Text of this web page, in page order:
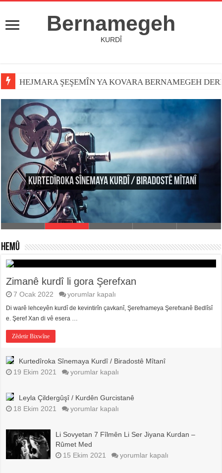
Bernamegeh
KURDÎ
HEJMARA ŞEŞEMÎN YA KOVARA BERNAMEGEH
Kurtedîroka Sînemaya Kurdî / Biradostê Mîtanî
HEMÛ
Zimanê kurdî li gora Şerefxan
7 Ocak 2022
Zimanê
li
gora
yorumlar kapalı
Di warê lehceyên kurdî de kevintirîn çavkanî, Şerefnameya Şerefxanê Bedlîsî
e. Şeref Xan di vê esera …
Zêdetir Bixwîne
Kurtedîroka Sînemaya Kurdî / Biradostê Mîtanî
19 Ekim 2021
Kurtedîroka
Biradostê
Mîtanî
yorumlar kapalı
Leyla Çildergûşî / Kurdên Gurcistanê
18 Ekim 2021
Leyla
Kurdên
Gurcistanê
için
yorumlar kapalı
Li Sovyetan 7 Fîlmên Li Ser Jiyana Kurdan –
Rûmet Med
15 Ekim 2021
Li
yorumlar kapalı